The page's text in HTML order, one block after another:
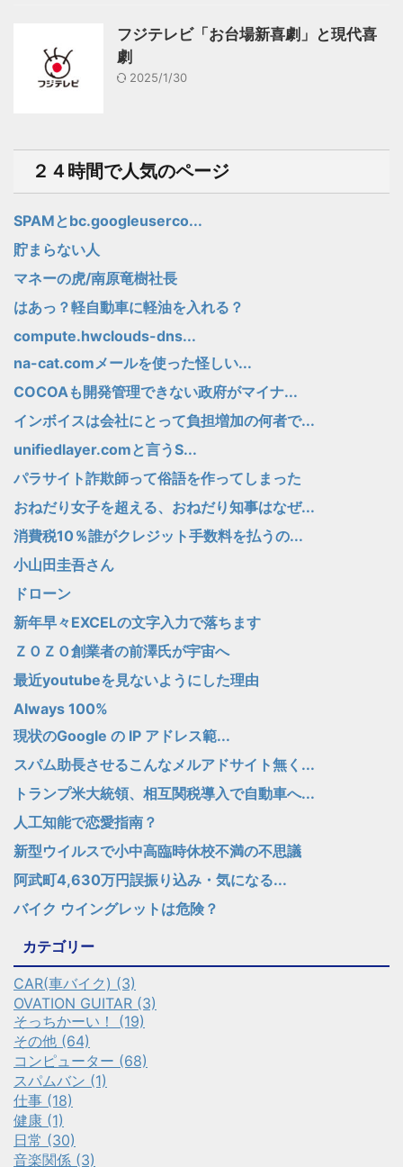
フジテレビ「お台場新喜劇」と現代喜
劇
2025/1/30
２４時間で人気のページ
SPAMとbc.googleuserco...
貯まらない人
マネーの虎/南原竜樹社長
はあっ？軽自動車に軽油を入れる？
compute.hwclouds-dns...
na-cat.comメールを使った怪しい...
COCOAも開発管理できない政府がマイナ...
インボイスは会社にとって負担増加の何者で...
unifiedlayer.comと言うS...
パラサイト詐欺師って俗語を作ってしまった
おねだり女子を超える、おねだり知事はなぜ...
消費税10％誰がクレジット手数料を払うの...
小山田圭吾さん
ドローン
新年早々EXCELの文字入力で落ちます
ＺＯＺＯ創業者の前澤氏が宇宙へ
最近youtubeを見ないようにした理由
Always 100%
現状のGoogle の IP アドレス範...
スパム助長させるこんなメルアドサイト無く...
トランプ米大統領、相互関税導入で自動車へ...
人工知能で恋愛指南？
新型ウイルスで小中高臨時休校不満の不思議
阿武町4,630万円誤振り込み・気になる...
バイク ウイングレットは危険？
カテゴリー
CAR(車バイク) (3)
OVATION GUITAR (3)
そっちかーい！ (19)
その他 (64)
コンピューター (68)
スパムバン (1)
仕事 (18)
健康 (1)
日常 (30)
音楽関係 (3)